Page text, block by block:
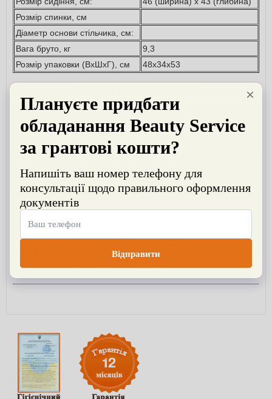
Розмір спинки, см
Діаметр основи стільчика, см:
Вага бруто, кг
9,3
Розмір упаковки (ВхШхГ), см
48х34х53
Кількість місць
Розмір упаковки (ВхШхГ), см
48х34х53
Вага бруто, кг
ГАРАНТІЯ ТА ПАКЕТ ДОКУМЕНТІВ
Гарантія,
12 міс. на газліфт і фабричні дефекти. На
пошкодження, що виникли під час експлуатації -
не розповсюджується.
Пакет
Санітарно-гігієнічний висновок
* висота стульчика зазначена від підлоги до дна сидіння без